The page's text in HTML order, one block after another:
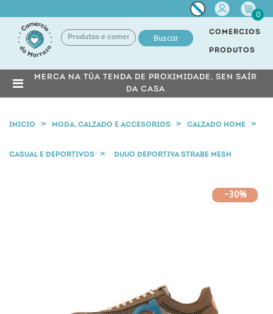
Miña
conta
0
Buscar
COMERCIOS
PRODUTOS
MERCA NA TÚA TENDA DE PROXIMIDADE, SEN SAÍR
DA CASA
INICIO MODA, CALZADO E ACCESORIOS CALZADO HOME
CASUAL E DEPORTIVOS DUUO DEPORTIVA STRABE MESH
-30%